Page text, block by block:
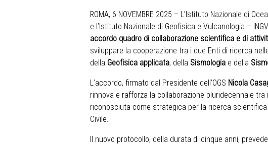
ROMA, 6 NOVEMBRE 2025 – L’Istituto Nazionale di
e l’Istituto Nazionale di Geofisica e Vulcanologia –
accordo quadro di collaborazione scientifica e di
sviluppare la cooperazione tra i due Enti di ricerca
della Geofisica applicata, della Sismologia e della
L’accordo, firmato dal Presidente dell’OGS Nicola
rinnova e rafforza la collaborazione pluridecennale
riconosciuta come strategica per la ricerca
Civile.
Il nuovo protocollo, della durata di cinque anni,